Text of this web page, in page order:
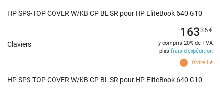
HP SPS-TOP COVER W/KB CP BL SR pour HP EliteBook 640 G10
Claviers
Ordre lié
16336€
y compris 20% de TVA
plus frais d'expédition
HP SPS-TOP COVER W/KB CP BL SR pour HP EliteBook 640 G10